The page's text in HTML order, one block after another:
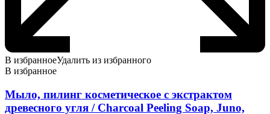
В избранноеУдалить из избранного
В избранное
Мыло, пилинг косметическое с экстрактом
древесного угля / Charcoal Peeling Soap, Juno,